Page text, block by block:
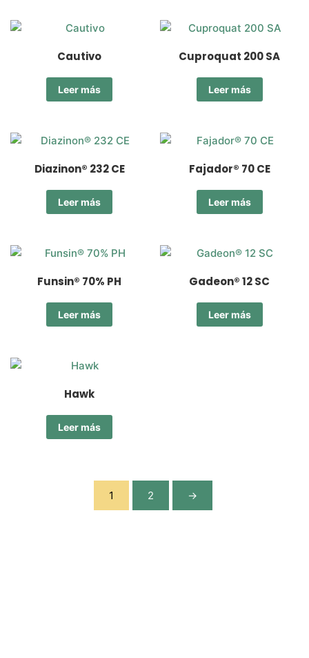
Cautivo
Leer más
Cuproquat 200 SA
Leer más
Diazinon® 232 CE
Leer más
Fajador® 70 CE
Leer más
Funsin® 70% PH
Leer más
Gadeon® 12 SC
Leer más
Hawk
Leer más
1 2 →